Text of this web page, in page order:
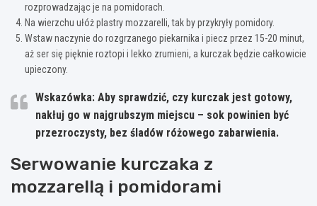
rozprowadzając je na pomidorach.
Na wierzchu ułóż plastry mozzarelli, tak by przykryły pomidory.
Wstaw naczynie do rozgrzanego piekarnika i piecz przez 15-20 minut,
aż ser się pięknie roztopi i lekko zrumieni, a kurczak będzie całkowicie
upieczony.
Wskazówka: Aby sprawdzić, czy kurczak jest gotowy,
nakłuj go w najgrubszym miejscu – sok powinien być
przezroczysty, bez śladów różowego zabarwienia.
Serwowanie kurczaka z
mozzarellą i pomidorami